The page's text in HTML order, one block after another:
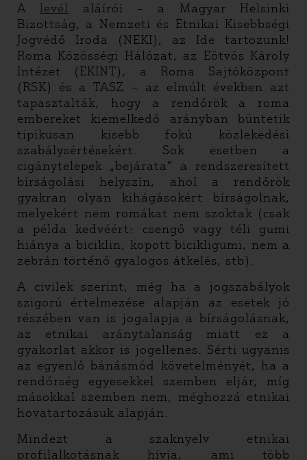
A levél
aláírói – a Magyar Helsinki
Bizottság, a Nemzeti és Etnikai Kisebbségi
Jogvédő Iroda (NEKI), az Ide tartozunk!
Roma Közösségi Hálózat, az Eötvös Károly
Intézet (EKINT), a Roma Sajtóközpont
(RSK) és a TASZ – az elmúlt években azt
tapasztalták, hogy a rendőrök a roma
embereket kiemelkedő arányban büntetik
tipikusan kisebb fokú közlekedési
szabálysértésekért. Sok esetben a
cigánytelepek „bejárata” a rendszeresített
bírságolási helyszín, ahol a rendőrök
gyakran olyan kihágásokért bírságolnak,
melyekért nem romákat nem szoktak (csak
a példa kedvéért: csengő vagy téli gumi
hiánya a biciklin, kopott bicikligumi, nem a
zebrán történő gyalogos átkelés, stb).
A civilek szerint, még ha a jogszabályok
szigorú értelmezése alapján az esetek jó
részében van is jogalapja a bírságolásnak,
az etnikai aránytalanság miatt ez a
gyakorlat akkor is jogellenes. Sérti ugyanis
az egyenlő bánásmód követelményét, ha a
rendőrség egyesekkel szemben eljár, míg
másokkal szemben nem, méghozzá etnikai
hovatartozásuk alapján.
Mindezt a szaknyelv etnikai
profilalkotásnak hívja, ami több